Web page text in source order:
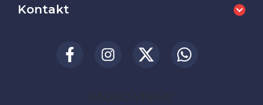
Kontakt
RADNO VREME: